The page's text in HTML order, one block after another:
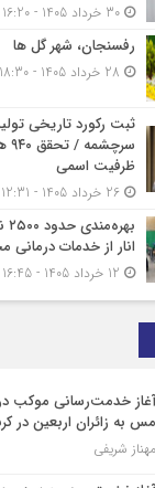
30 خرداد 1405 - 16:20
رفسنجان، شهر گل ها
ثبت رکورد تاریخی
ظرفیت اسمی
26 خرداد 1405 - 12:31
انار از خدمات
خدمت‌رسانی موکب
مس به زائران اربعین در
مهناز شریفی